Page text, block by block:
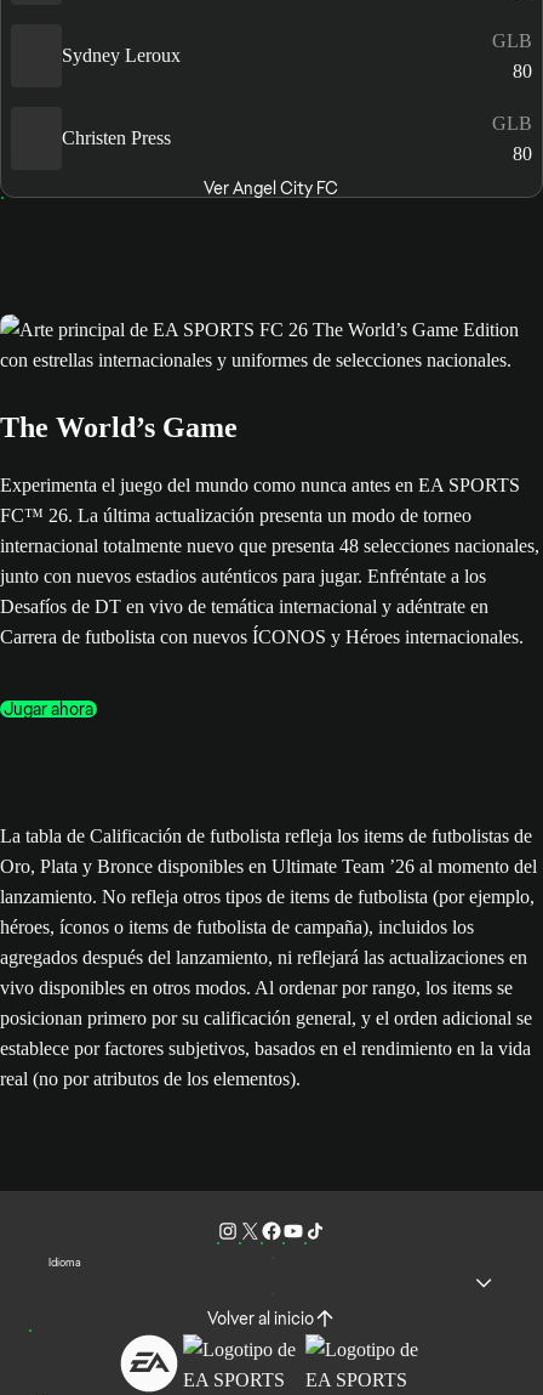
Sydney Leroux
GLB
80
Christen Press
GLB
80
Ver Angel City FC
The World’s Game
Experimenta el juego del mundo como nunca antes en EA SPORTS
FC™ 26. La última actualización presenta un modo de torneo
internacional totalmente nuevo que presenta 48 selecciones nacionales,
junto con nuevos estadios auténticos para jugar. Enfréntate a los
Desafíos de DT en vivo de temática internacional y adéntrate en
Carrera de futbolista con nuevos ÍCONOS y Héroes internacionales.
Jugar ahora
La tabla de Calificación de futbolista refleja los items de futbolistas de
Oro, Plata y Bronce disponibles en Ultimate Team ’26 al momento del
lanzamiento. No refleja otros tipos de items de futbolista (por ejemplo,
héroes, íconos o items de futbolista de campaña), incluidos los
agregados después del lanzamiento, ni reflejará las actualizaciones en
vivo disponibles en otros modos. Al ordenar por rango, los items se
posicionan primero por su calificación general, y el orden adicional se
establece por factores subjetivos, basados en el rendimiento en la vida
real (no por atributos de los elementos).
Idioma
Volver al inicio